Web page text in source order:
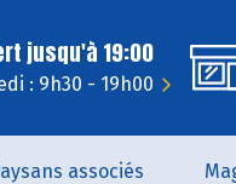
jusqu'à 19:00
: 9h30 - 19h00
associés